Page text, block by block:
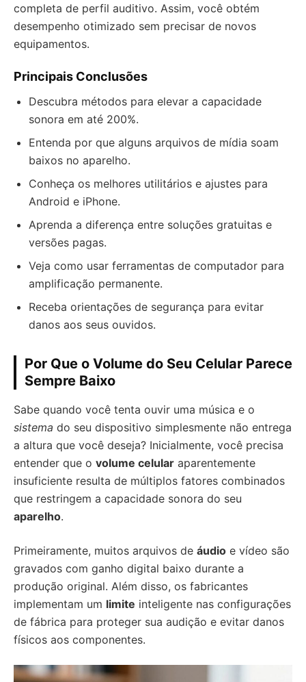
completa de perfil auditivo. Assim, você obtém
desempenho otimizado sem precisar de novos
equipamentos.
Principais Conclusões
Descubra métodos para elevar a capacidade
sonora em até 200%.
Entenda por que alguns arquivos de mídia soam
baixos no aparelho.
Conheça os melhores utilitários e ajustes para
Android e iPhone.
Aprenda a diferença entre soluções gratuitas e
versões pagas.
Veja como usar ferramentas de computador para
amplificação permanente.
Receba orientações de segurança para evitar
danos aos seus ouvidos.
Por Que o Volume do Seu Celular Parece
Sempre Baixo
Sabe quando você tenta ouvir uma música e o
sistema do seu dispositivo simplesmente não entrega
a altura que você deseja? Inicialmente, você precisa
entender que o volume celular aparentemente
insuficiente resulta de múltiplos fatores combinados
que restringem a capacidade sonora do seu
aparelho.
Primeiramente, muitos arquivos de áudio e vídeo são
gravados com ganho digital baixo durante a
produção original. Além disso, os fabricantes
implementam um limite inteligente nas configurações
de fábrica para proteger sua audição e evitar danos
físicos aos componentes.